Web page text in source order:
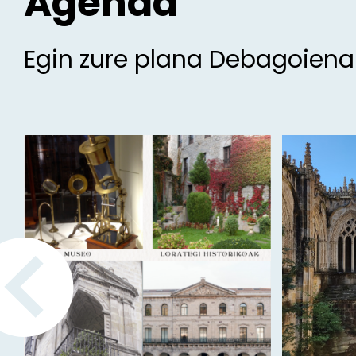
Egin zure plana